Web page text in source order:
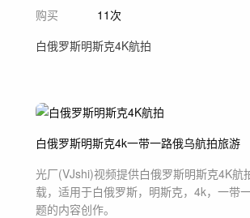
购买
11次
白俄罗斯明斯克4K航拍
白俄罗斯明斯克4k一带一路俄乌航拍旅游
光厂(VJshi)视频提供白俄罗斯明斯克4K航
载，适用于白俄罗斯，明斯克，4k，一带
题的内容创作。